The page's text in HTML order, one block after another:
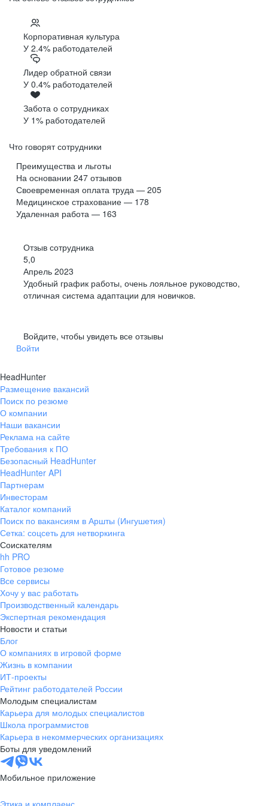
Корпоративная культура
У 2.4% работодателей
Лидер обратной связи
У 0.4% работодателей
Забота о сотрудниках
У 1% работодателей
Что говорят сотрудники
Преимущества и льготы
На основании 247 отзывов
Своевременная оплата труда — 205
Медицинское страхование — 178
Удаленная работа — 163
Отзыв сотрудника
5,0
Апрель 2023
Удобный график работы, очень лояльное руководство,
отличная система адаптации для новичков.
Войдите, чтобы увидеть все отзывы
Войти
HeadHunter
Размещение вакансий
Поиск по резюме
О компании
Наши вакансии
Реклама на сайте
Требования к ПО
Безопасный HeadHunter
HeadHunter API
Партнерам
Инвесторам
Каталог компаний
Поиск по вакансиям в Аршты (Ингушетия)
Сетка: соцсеть для нетворкинга
Соискателям
hh PRO
Готовое резюме
Все сервисы
Хочу у вас работать
Производственный календарь
Экспертная рекомендация
Новости и статьи
Блог
О компаниях в игровой форме
Жизнь в компании
ИТ-проекты
Рейтинг работодателей России
Молодым специалистам
Карьера для молодых специалистов
Школа программистов
Карьера в некоммерческих организациях
Боты для уведомлений
Мобильное приложение